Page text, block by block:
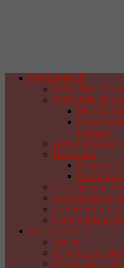
HANDMADE
HANDMADE
HANDMADE
Мыло
руками
Вышивка
Вышивка
Вышивка
из природных
из бросового
из бумаги и
Handmade из
Мастер-класс
Лепка
Игрушки и
Плетение из